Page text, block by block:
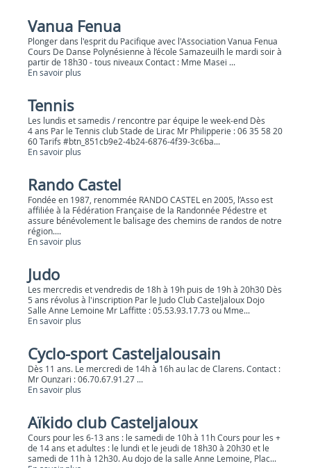
Vanua Fenua
Plonger dans l'esprit du Pacifique avec l'Association Vanua Fenua
Cours De Danse Polynésienne à l’école Samazeuilh le mardi soir à
partir de 18h30 - tous niveaux Contact : Mme Masei ...
En savoir plus
Tennis
Les lundis et samedis / rencontre par équipe le week-end Dès
4 ans Par le Tennis club Stade de Lirac Mr Philipperie : 06 35 58 20
60 Tarifs #btn_851cb9e2-4b24-6876-4f39-3c6ba...
En savoir plus
Rando Castel
Fondée en 1987, renommée RANDO CASTEL en 2005, l’Asso est
affiliée à la Fédération Française de la Randonnée Pédestre et
assure bénévolement le balisage des chemins de randos de notre
région....
En savoir plus
Judo
Les mercredis et vendredis de 18h à 19h puis de 19h à 20h30 Dès
5 ans révolus à l'inscription Par le Judo Club Casteljaloux Dojo
Salle Anne Lemoine Mr Laffitte : 05.53.93.17.73 ou Mme...
En savoir plus
Cyclo-sport Casteljalousain
Dès 11 ans. Le mercredi de 14h à 16h au lac de Clarens. Contact :
Mr Ounzari : 06.70.67.91.27 ...
En savoir plus
Aïkido club Casteljaloux
Cours pour les 6-13 ans : le samedi de 10h à 11h Cours pour les +
de 14 ans et adultes : le lundi et le jeudi de 18h30 à 20h30 et le
samedi de 11h à 12h30. Au dojo de la salle Anne Lemoine, Plac...